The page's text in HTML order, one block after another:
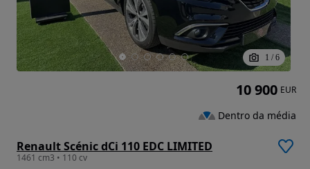
1 / 6
Renault Scénic dCi 110 EDC LIMITED
1461 cm3 • 110 cv
10 900 EUR
Dentro da média